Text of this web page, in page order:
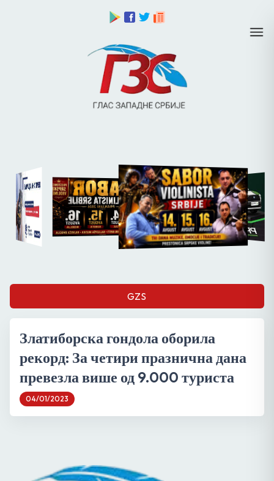
GZS
Златиборска гондола оборила
рекорд: За четири празнична дана
превезла више од 9.000 туриста
04/01/2023